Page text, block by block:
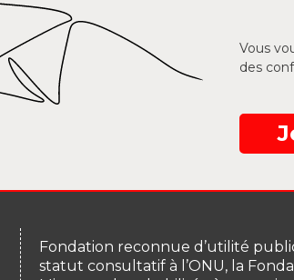
Vous
des
Fondation reconnue d’utilité
statut consultatif à l’ONU, la